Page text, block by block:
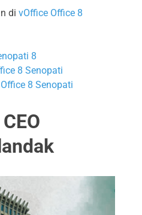
di vOffice Office 8
8
8 Senopati
8 Senopati